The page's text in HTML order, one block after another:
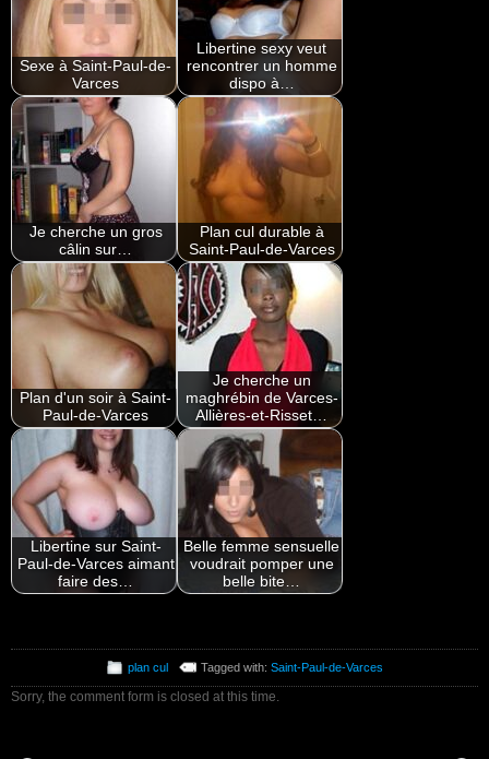
Sexe à Saint-Paul-de-
Varces
Libertine sexy veut
rencontrer un homme
dispo à…
Je cherche un gros
câlin sur…
Plan cul durable à
Saint-Paul-de-Varces
Plan d'un soir à Saint-
Paul-de-Varces
Je cherche un
maghrébin de Varces-
Allières-et-Risset…
Libertine sur Saint-
Paul-de-Varces aimant
faire des…
Belle femme sensuelle
voudrait pomper une
belle bite…
plan cul Tagged with:Saint-Paul-de-Varces
Sorry, the comment form is closed at this time.